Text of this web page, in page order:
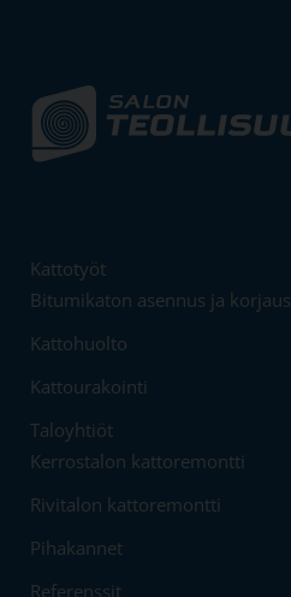
Kattotyöt
Bitumikaton asennus ja korjaus
Kattohuolto
Kattourakointi
Taloyhtiöt
Kerrostalon kattoremontti
Rivitalon kattoremontti
Pihakannet
Referenssit